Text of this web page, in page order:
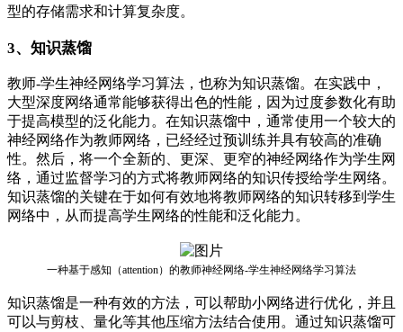
型的存储需求和计算复杂度。
3、知识蒸馏
教师-学生神经网络学习算法，也称为知识蒸馏。在实践中，
大型深度网络通常能够获得出色的性能，因为过度参数化有助
于提高模型的泛化能力。在知识蒸馏中，通常使用一个较大的
神经网络作为教师网络，已经经过预训练并具有较高的准确
性。然后，将一个全新的、更深、更窄的神经网络作为学生网
络，通过监督学习的方式将教师网络的知识传授给学生网络。
知识蒸馏的关键在于如何有效地将教师网络的知识转移到学生
网络中，从而提高学生网络的性能和泛化能力。
一种基于感知（attention）的教师神经网络-学生神经网络学习算法
知识蒸馏是一种有效的方法，可以帮助小网络进行优化，并且
可以与剪枝、量化等其他压缩方法结合使用。通过知识蒸馏可